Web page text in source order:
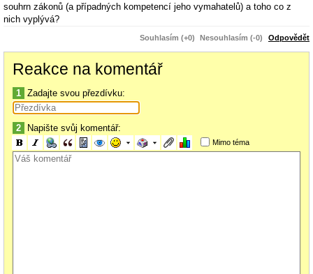
souhrn zákonů (a případných kompetencí jeho vymahatelů) a toho co z
nich vyplývá?
Souhlasím (+0) Nesouhlasím (-0) Odpovědět
Reakce na komentář
1 Zadajte svou přezdívku:
2 Napište svůj komentář:
Mimo téma